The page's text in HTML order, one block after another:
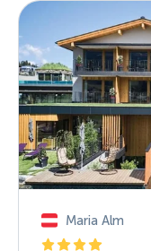
Maria Alm